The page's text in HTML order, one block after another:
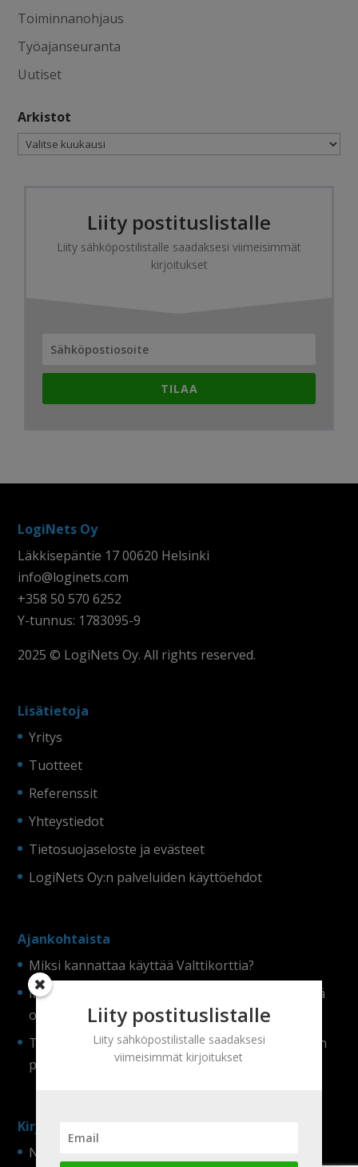
Toiminnanohjaus
Työajanseuranta
Uutiset
Arkistot
Arkistot
Liity postituslistalle
Liity sähköpostilistalle saadaksesi viimeisimmät
kirjoitukset
TILAA
LogiNets Oy
Läkkisepäntie 17 00620 Helsinki
info@loginets.com
+358 50 570 6252
Y-tunnus: 1783095-9
2025 © LogiNets Oy. All rights reserved.
Lisätietoja
Yritys
Tuotteet
Referenssit
Yhteystiedot
Tietosuojaseloste ja evästeet
LogiNets Oy:n palveluiden käyttöehdot
Ajankohtaista
Miksi kannattaa käyttää Valttikorttia?
Miksi mobiili huollon toiminnanohjausjärjestelmä
on tärkeä?
Työajanseuranta: avain sujuvaan ja kannattavaan
projektiin
Kirjaudu
NOPSA
Liity postituslistalle
Liity sähköpostilistalle saadaksesi
viimeisimmät kirjoitukset